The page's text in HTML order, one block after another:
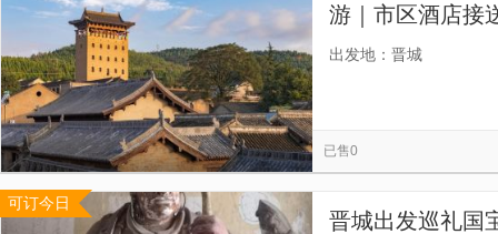
游｜市区酒店接
出发地：晋城
已售0
可订今日
晋城出发巡礼国